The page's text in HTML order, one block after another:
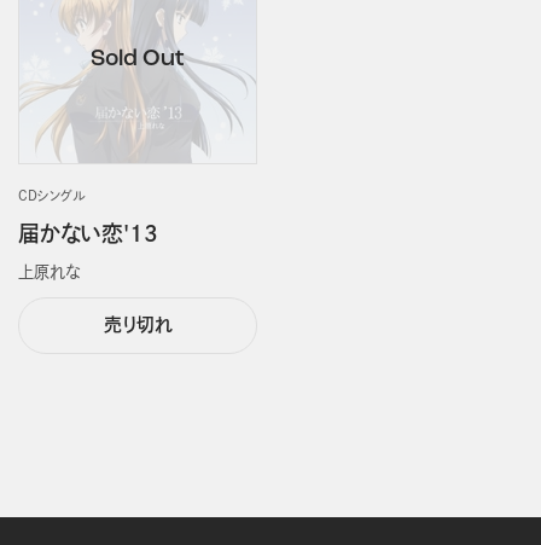
CDシングル
届かない恋'13
上原れな
売り切れ